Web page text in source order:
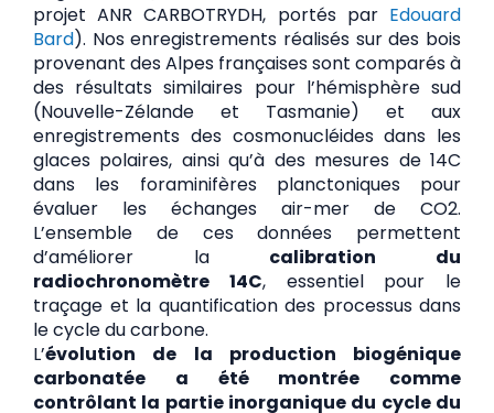
projet ANR CARBOTRYDH, portés par Edouard
Bard). Nos enregistrements réalisés sur des bois
provenant des Alpes françaises sont comparés à
des résultats similaires pour l’hémisphère sud
(Nouvelle-Zélande et Tasmanie) et aux
enregistrements des cosmonucléides dans les
glaces polaires, ainsi qu’à des mesures de 14C
dans les foraminifères planctoniques pour
évaluer les échanges air-mer de CO2.
L’ensemble de ces données permettent
d’améliorer la calibration du
radiochronomètre 14C, essentiel pour le
traçage et la quantification des processus dans
le cycle du carbone.
L’évolution de la production biogénique
carbonatée a été montrée comme
contrôlant la partie inorganique du cycle du